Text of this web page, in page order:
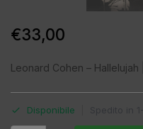
€33,00
Leonard Cohen – Hallelujah |
Disponibile